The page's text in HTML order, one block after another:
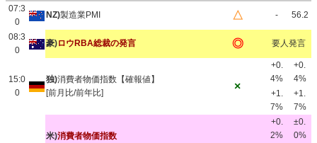
07:3
0
NZ)製造業PMI △ - 56.2
08:3
0
豪)ロウRBA総裁の発言 ◎ 要人発言
15:0
0
独)消費者物価指数【確報値】
[前月比/前年比]
×
+0.
4%
+0.
4%
+1.
7%
+1.
7%
米)消費者物価指数
+0.
2%
±0.
0%